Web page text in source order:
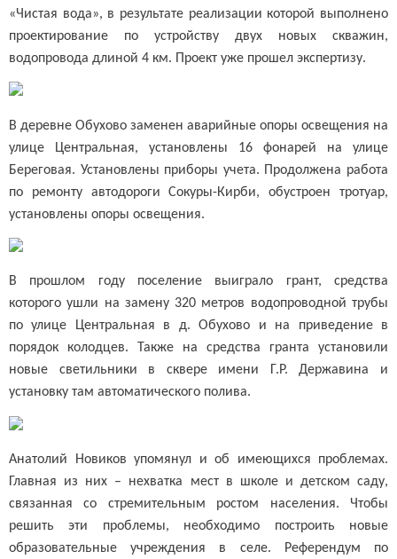
«Чистая вода», в результате реализации которой выполнено
проектирование по устройству двух новых скважин,
водопровода длиной 4 км. Проект уже прошел экспертизу.
В деревне Обухово заменен аварийные опоры освещения на
улице Центральная, установлены 16 фонарей на улице
Береговая. Установлены приборы учета. Продолжена работа
по ремонту автодороги Сокуры-Кирби, обустроен тротуар,
установлены опоры освещения.
В прошлом году поселение выиграло грант, средства
которого ушли на замену 320 метров водопроводной трубы
по улице Центральная в д. Обухово и на приведение в
порядок колодцев. Также на средства гранта установили
новые светильники в сквере имени Г.Р. Державина и
установку там автоматического полива.
Анатолий Новиков упомянул и об имеющихся проблемах.
Главная из них – нехватка мест в школе и детском саду,
связанная со стремительным ростом населения. Чтобы
решить эти проблемы, необходимо построить новые
образовательные учреждения в селе. Референдум по